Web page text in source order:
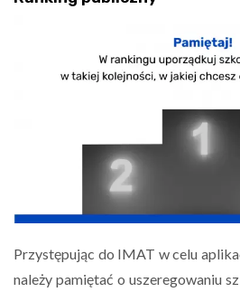
Przystępując do IMAT w celu
należy pamiętać o uszeregowaniu